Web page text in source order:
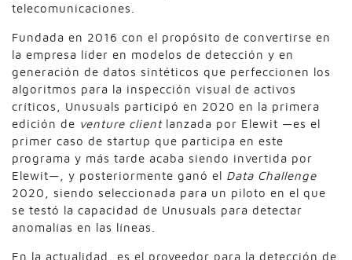
telecomunicaciones.
Fundada en 2016 con el propósito de convertirse en
la empresa líder en modelos de detección y en
generación de datos sintéticos que perfeccionen los
algoritmos para la inspección visual de activos
críticos, Unusuals participó en 2020 en la primera
edición de venture clientlanzada por Elewit —es el
primer caso de startup que participa en este
programa y más tarde acaba siendo invertida por
Elewit—, y posteriormente ganó el Data Challenge
2020, siendo seleccionada para un piloto en el que
se testó la capacidad de Unusuals para detectar
anomalías en las líneas.
En la actualidad, es el proveedor para la detección de